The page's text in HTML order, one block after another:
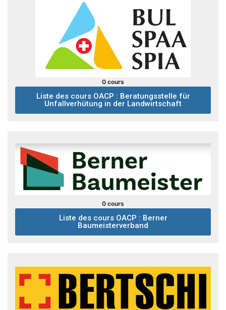
0 cours
Liste des cours OACP : Beratungsstelle für
Unfallverhütung in der Landwirtschaft
0 cours
Liste des cours OACP : Berner
Baumeisterverband